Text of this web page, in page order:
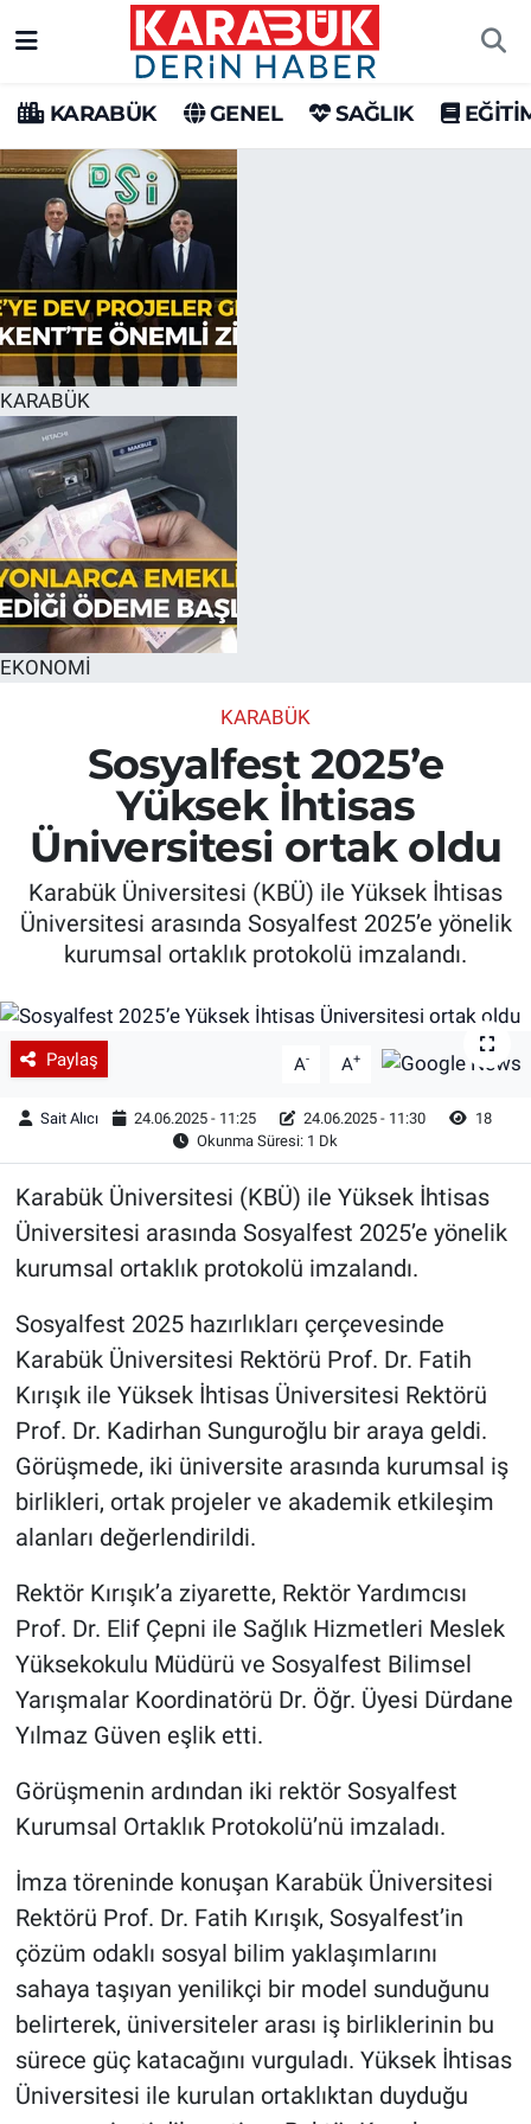
KARABÜK GENEL SAĞLIK
KARABÜK
EKONOMİ
KARABÜK
Sosyalfest 2025’e
Yüksek İhtisas
Üniversitesi ortak oldu
Karabük Üniversitesi (KBÜ) ile Yüksek İhtisas
Üniversitesi arasında Sosyalfest 2025’e yönelik
kurumsal ortaklık protokolü imzalandı.
Paylaş A- A+
Sait Alıcı 24.06.2025 - 11:25 24.06.2025 - 11:30
18
Okunma Süresi: 1 Dk
Karabük Üniversitesi (KBÜ) ile Yüksek İhtisas
Üniversitesi arasında Sosyalfest 2025’e yönelik
kurumsal ortaklık protokolü imzalandı.
Sosyalfest 2025 hazırlıkları çerçevesinde
Karabük Üniversitesi Rektörü Prof. Dr. Fatih
Kırışık ile Yüksek İhtisas Üniversitesi Rektörü
Prof. Dr. Kadirhan Sunguroğlu bir araya geldi.
Görüşmede, iki üniversite arasında kurumsal iş
birlikleri, ortak projeler ve akademik etkileşim
alanları değerlendirildi.
Rektör Kırışık’a ziyarette, Rektör Yardımcısı
Prof. Dr. Elif Çepni ile Sağlık Hizmetleri Meslek
Yüksekokulu Müdürü ve Sosyalfest Bilimsel
Yarışmalar Koordinatörü Dr. Öğr. Üyesi Dürdane
Yılmaz Güven eşlik etti.
Görüşmenin ardından iki rektör Sosyalfest
Kurumsal Ortaklık Protokolü’nü imzaladı.
İmza töreninde konuşan Karabük Üniversitesi
Rektörü Prof. Dr. Fatih Kırışık, Sosyalfest’in
çözüm odaklı sosyal bilim yaklaşımlarını
sahaya taşıyan yenilikçi bir model sunduğunu
belirterek, üniversiteler arası iş birliklerinin bu
sürece güç katacağını vurguladı. Yüksek İhtisas
Üniversitesi ile kurulan ortaklıktan duyduğu
Karabük Hava Durumu
Karabük Trafik Yoğunluk Haritası
Süper Lig Puan Durumu ve Fikstür
Tüm Manşetler
Son Dakika Haberleri
Haber Arşivi